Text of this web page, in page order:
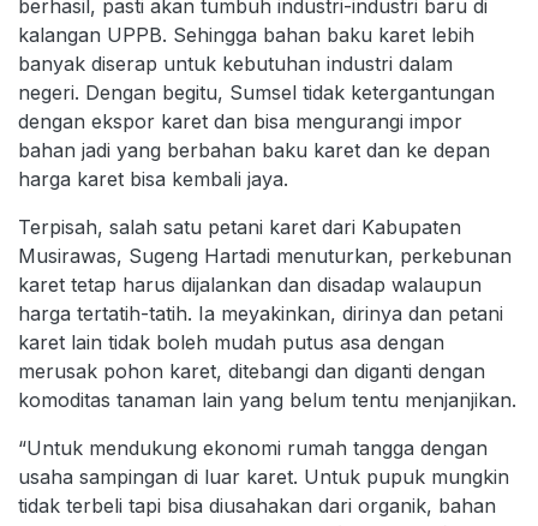
berhasil, pasti akan tumbuh industri-industri baru di
kalangan UPPB. Sehingga bahan baku karet lebih
banyak diserap untuk kebutuhan industri dalam
negeri. Dengan begitu, Sumsel tidak ketergantungan
dengan ekspor karet dan bisa mengurangi impor
bahan jadi yang berbahan baku karet dan ke depan
harga karet bisa kembali jaya.
Terpisah, salah satu petani karet dari Kabupaten
Musirawas, Sugeng Hartadi menuturkan, perkebunan
karet tetap harus dijalankan dan disadap walaupun
harga tertatih-tatih. Ia meyakinkan, dirinya dan petani
karet lain tidak boleh mudah putus asa dengan
merusak pohon karet, ditebangi dan diganti dengan
komoditas tanaman lain yang belum tentu menjanjikan.
“Untuk mendukung ekonomi rumah tangga dengan
usaha sampingan di luar karet. Untuk pupuk mungkin
tidak terbeli tapi bisa diusahakan dari organik, bahan